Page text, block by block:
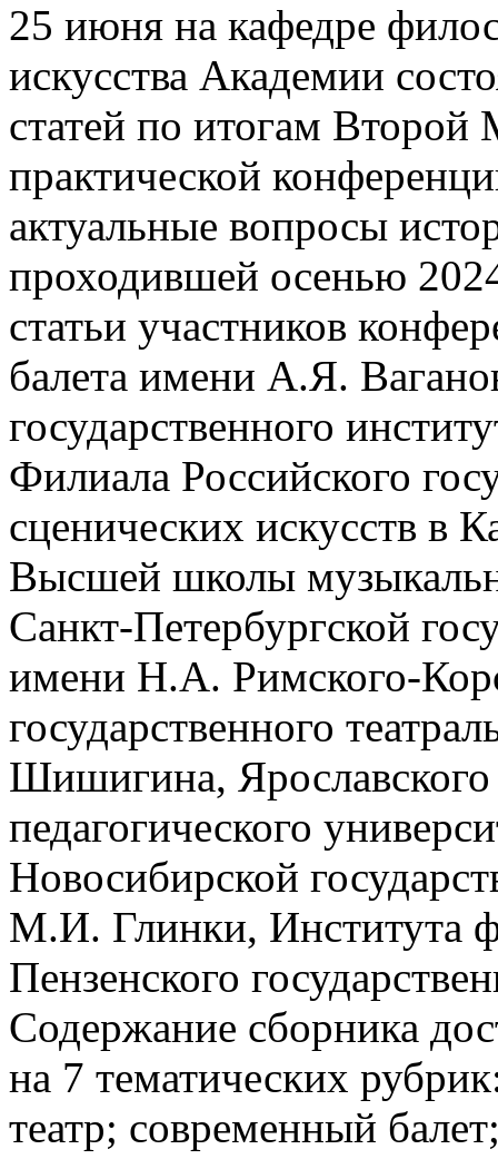
25 июня на кафедре
искусства Академии
статей по итогам
практической
актуальные вопросы
проходившей осенью
статьи участников
балета имени А.Я.
государственного
Филиала Российского
сценических искусств в
Высшей школы
Санкт-Петербургской
имени Н.А. Римского-
государственного
Шишигина, Ярославского
педагогического
Новосибирской
М.И. Глинки, Института
Пензенского
Содержание сборника
на 7 тематических
театр; современный